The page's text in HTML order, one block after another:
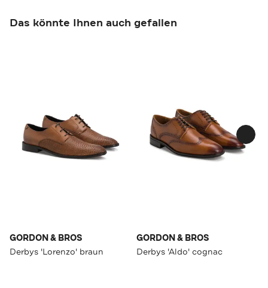
Das könnte Ihnen auch gefallen
GORDON & BROS
Derbys 'Lorenzo' braun
GORDON & BROS
Derbys 'Aldo' cognac